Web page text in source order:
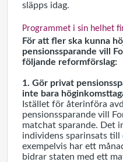
släpps idag.
Programmet i sin helhet
För att fler ska kunna
pensionssparande vill
följande reformförslag:
1. Gör privat
inte bara
Istället för återinföra
pensionssparande vill
matchat sparande. Det
individens sparinsats till
exempelvis har ett
bidrar staten med ett